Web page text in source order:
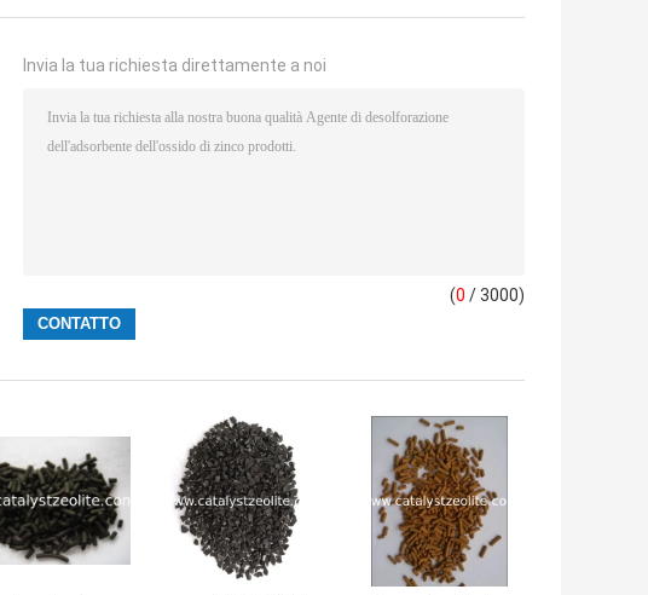
Invia la tua richiesta direttamente a noi
(0 / 3000)